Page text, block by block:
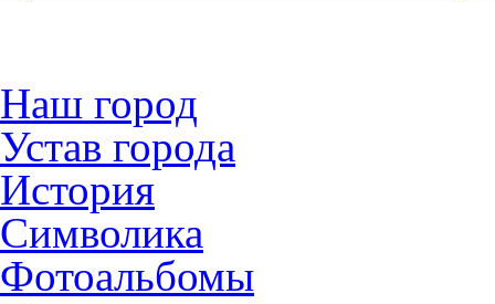
Наш город
Устав города
История
Символика
Фотоальбомы